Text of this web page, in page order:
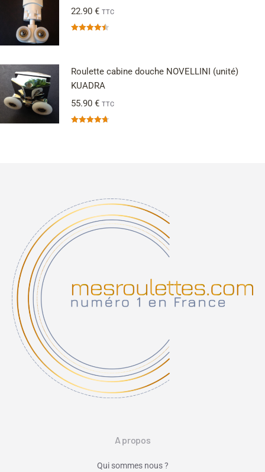
22.90 € TTC
Roulette cabine douche NOVELLINI (unité)
KUADRA
55.90 € TTC
A propos
Qui sommes nous ?